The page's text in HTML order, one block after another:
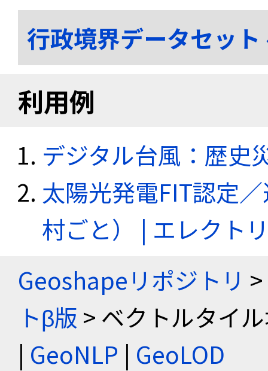
行政境界データセッ
利用例
デジタル台風：歴史
太陽光発電FIT認定
村ごと） | エレクト
Geoshapeリポジトリ >
トβ版 > ベクトルタイ
| GeoNLP | GeoLOD